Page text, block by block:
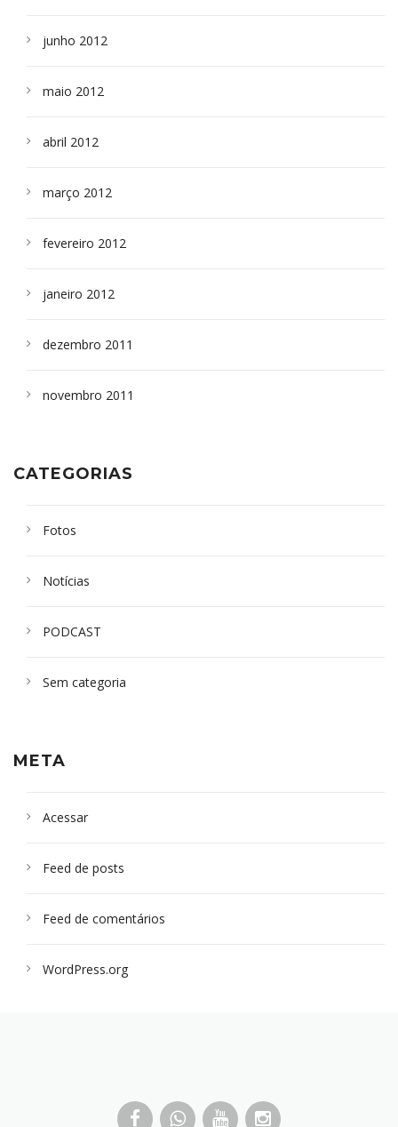
junho 2012
maio 2012
abril 2012
março 2012
fevereiro 2012
janeiro 2012
dezembro 2011
novembro 2011
CATEGORIAS
Fotos
Notícias
PODCAST
Sem categoria
META
Acessar
Feed de posts
Feed de comentários
WordPress.org